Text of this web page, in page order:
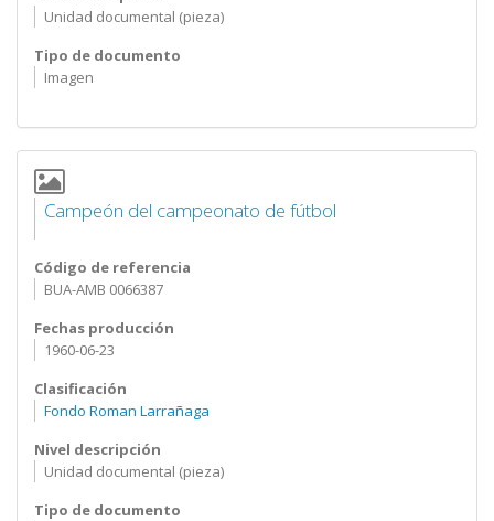
Unidad documental (pieza)
Tipo de documento
Imagen
Campeón del campeonato de fútbol
Código de referencia
BUA-AMB 0066387
Fechas producción
1960-06-23
Clasificación
Fondo Roman Larrañaga
Nivel descripción
Unidad documental (pieza)
Tipo de documento